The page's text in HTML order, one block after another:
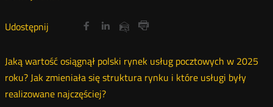
Udostępnij
Udostępnij
Twitter
Otwórz
oknie
Udostępnij
Facebook
Otwórz
oknie
Udostępnij
Linkedin
Otwórz
oknie
Udostępnij
e-
mail
Jaką wartość osiągnął polski rynek usług pocztowych w 2025
roku? Jak zmieniała się struktura rynku i które usługi były
realizowane najczęściej?